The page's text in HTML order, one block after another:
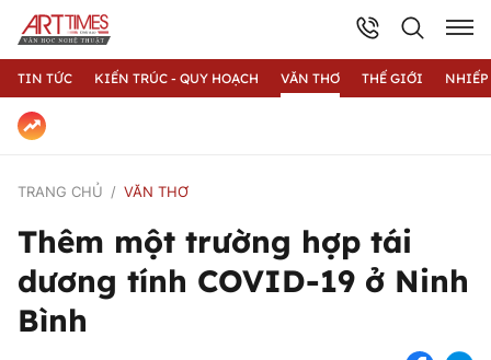
TIN TỨC KIẾN TRÚC - QUY HOẠCH VĂN THƠ THẾ GIỚI
TRANG CHỦ VĂN THƠ
Thêm một trường hợp tái
dương tính COVID-19 ở Ninh
Bình